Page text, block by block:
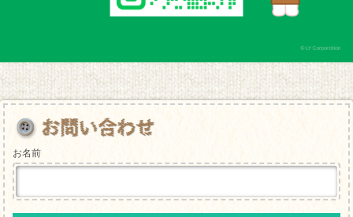
お名前